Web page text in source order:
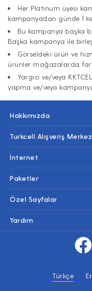
Her Platinum üyesi
kampanyadan günde 1
Bu kampanya başka
Başka kampanya ile
Görseldeki ürün ve
ürünler mağazalarda
Yargıcı ve/veya
yapma ve/veya
Hakkımızda
Turkcell Alışveriş
İnternet
Paketler
Özel Sayfalar
Yardım
Türkçe